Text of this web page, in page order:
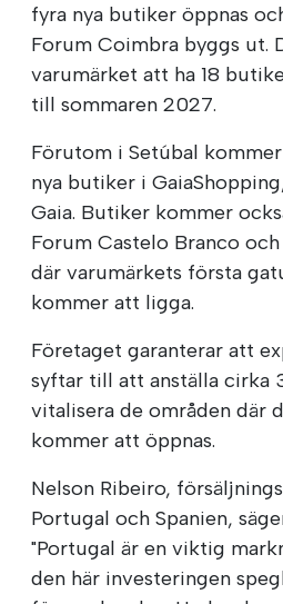
fyra nya butiker öppnas
Forum Coimbra byggs ut.
varumärket att ha 18
till sommaren 2027.
Förutom i Setúbal kommer
nya butiker i
Gaia. Butiker kommer
Forum Castelo Branco
där varumärkets första
kommer att ligga.
Företaget garanterar att
syftar till att anställa cirka
vitalisera de områden där
kommer att öppnas.
Nelson Ribeiro,
Portugal och Spanien,
"Portugal är en viktig
den här investeringen